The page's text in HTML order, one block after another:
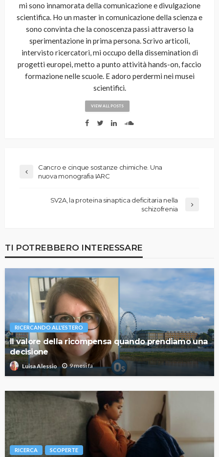
mi sono innamorata della comunicazione e divulgazione
scientifica. Ho un master in comunicazione della scienza e
sono convinta che la conoscenza passi attraverso la
sperimentazione in prima persona. Scrivo articoli,
intervisto ricercatori, mi occupo della dissemination di
progetti europei, metto a punto attività hands-on, faccio
formazione nelle scuole. E adoro perdermi nei musei
scientifici.
VIEW ALL POSTS
Cancro e cinque sostanze chimiche. Una
nuova monografia IARC
SV2A, la proteina sinaptica deficitaria nella
schizofrenia
TI POTREBBERO INTERESSARE
RICERCANDO ALL'ESTERO
Il valore della ricompensa quando prendiamo una
decisione
Luisa Alessio 9 mesi fa
RICERCA SCOPERTE